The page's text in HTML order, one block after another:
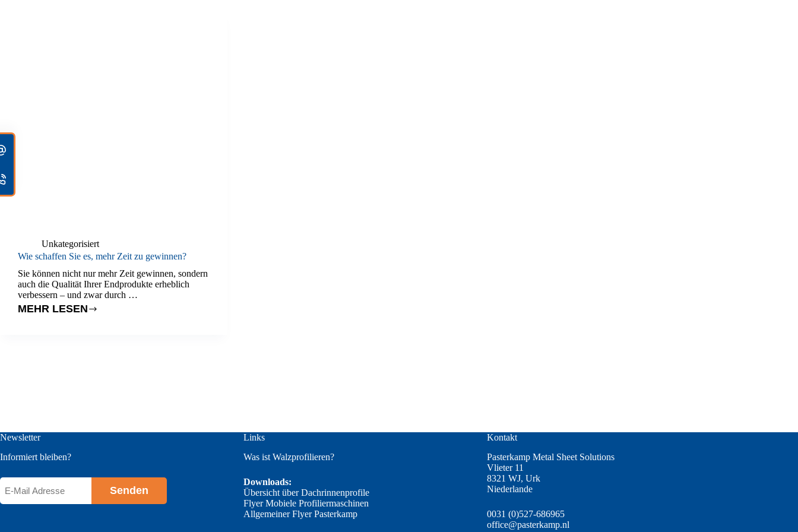
Unkategorisiert
Wie schaffen Sie es, mehr Zeit zu gewinnen?
Sie können nicht nur mehr Zeit gewinnen, sondern
auch die Qualität Ihrer Endprodukte erheblich
verbessern – und zwar durch …
MEHR LESEN
WIE
GEWINNEN?
Newsletter
Informiert bleiben?
E-
Mail
Links
Was ist Walzprofilieren?
Downloads:
Übersicht über Dachrinnenprofile
Flyer Mobiele Profiliermaschinen
Allgemeiner Flyer Pasterkamp
Kontakt
Pasterkamp Metal Sheet Solutions
Vlieter 11
8321 WJ, Urk
Niederlande
0031 (0)527-686965
office@pasterkamp.nl